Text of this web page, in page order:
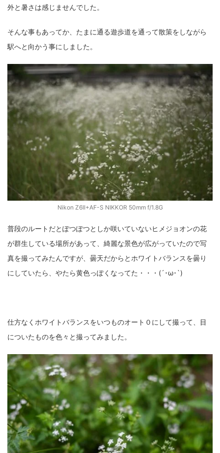
外と暑さは感じませんでした。
そんな事もあってか、たまに通る遊歩道を通って散策をしながら
駅へと向かう事にしました。
Nikon Z6II+AF-S NIKKOR 50mm f/1.8G
普段のルートだとぽつぽつとしか咲いていないヒメジョオンの花
が群生している場所があって、綺麗な景色が広がっていたので写
真を撮ってみたんですが、曇天だからとホワイトバランスを曇り
にしていたら、やたら黄色っぽくなってた・・・(´･ω･`)
仕方なくホワイトバランスをいつものオート０にして撮って、目
についたものを色々と撮ってみました。